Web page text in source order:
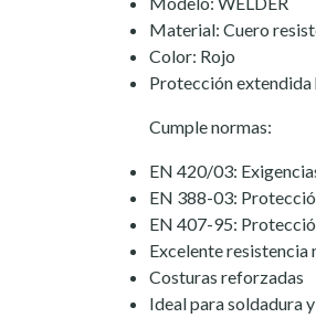
Material: Cuero
Color: Rojo
Protección extendida
Cumple normas:
EN 420/03:
EN 388-03:
EN 407-95:
Excelente resistencia
Costuras reforzadas
Ideal para soldadura